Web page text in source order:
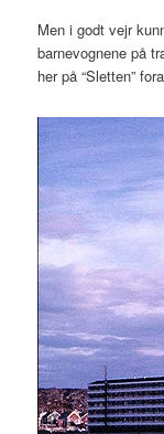
Men i godt vejr
barnevognene på
her på “Sletten”